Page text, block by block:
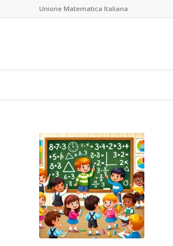
Unione Matematica Italiana